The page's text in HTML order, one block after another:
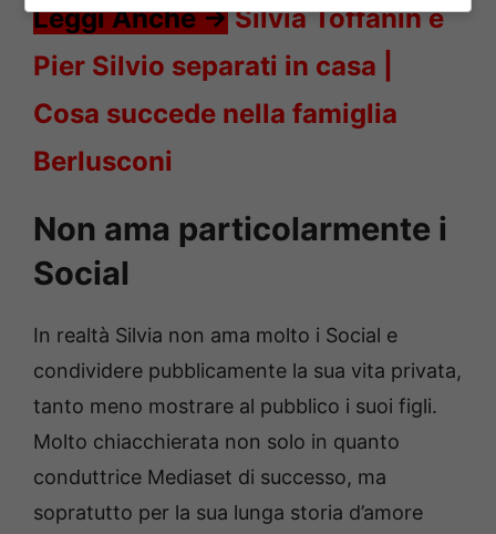
Leggi Anche -> Silvia Toffanin e
Pier Silvio separati in casa |
Cosa succede nella famiglia
Berlusconi
Non ama particolarmente i
Social
In realtà Silvia non ama molto i Social e
condividere pubblicamente la sua vita privata,
tanto meno mostrare al pubblico i suoi figli.
Molto chiacchierata non solo in quanto
conduttrice Mediaset di successo, ma
sopratutto per la sua lunga storia d’amore